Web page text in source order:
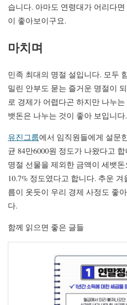
습니다. 아마도 연령대가 어리다
이 좋아보이구요.
마치며
민족 최대의 명절 설입니다. 모두
밀린 안부도 묻는 즐거운 명절이
로 경제가 어렵다곤 하지만 나누
뱃돈은 나누는 것이 좋아 보입니다.
유진그룹에서 임직원들에게 설문
균 84만6000원 정도가 나왔다고
명절 선물을 제외한 금액이 세뱃
10.7% 정도였다고 합니다. 추운
름이 옷듯이 우리 경제 사정도 좋
다.
함께 읽으면 좋은 글들